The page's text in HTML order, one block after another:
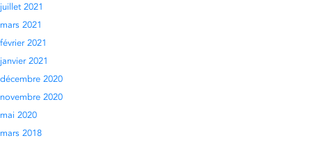
juillet 2021
mars 2021
février 2021
janvier 2021
décembre 2020
novembre 2020
mai 2020
mars 2018